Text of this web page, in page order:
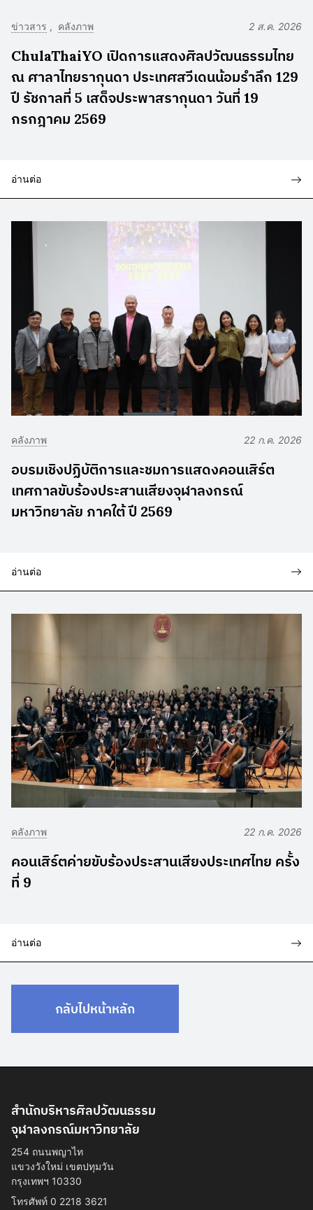
ข่าวสาร คลังภาพ 2 ส.ค. 2026
ChulaThaiYO เปิดการแสดงศิลปวัฒนธรรมไทย
ณ ศาลาไทยรากุนดา ประเทศสวีเดนน้อมรำลึก 129
ปี รัชกาลที่ 5 เสด็จประพาสรากุนดา วันที่ 19
กรกฎาคม 2569
อ่านต่อ
คลังภาพ 22 ก.ค. 2026
อบรมเชิงปฏิบัติการและชมการแสดงคอนเสิร์ต
เทศกาลขับร้องประสานเสียงจุฬาลงกรณ์
มหาวิทยาลัย ภาคใต้ ปี 2569
อ่านต่อ
คลังภาพ 22 ก.ค. 2026
คอนเสิร์ตค่ายขับร้องประสานเสียงประเทศไทย ครั้ง
ที่ 9
อ่านต่อ
กลับไปหน้าหลัก
สำนักบริหารศิลปวัฒนธรรม
จุฬาลงกรณ์มหาวิทยาลัย
254 ถนนพญาไท
แขวงวังใหม่ เขตปทุมวัน
กรุงเทพฯ 10330
โทรศัพท์ 0 2218 3621